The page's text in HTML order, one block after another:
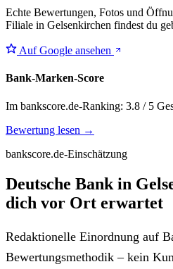
Echte Bewertungen, Fotos und
Filiale in Gelsenkirchen findest du
Auf Google ansehen
Bank-Marken-Score
Im bankscore.de-Ranking: 3.8 / 5
Bewertung lesen →
bankscore.de-Einschätzung
Deutsche Bank in
dich vor Ort erwartet
Redaktionelle Einordnung auf
Bewertungsmethodik – kein